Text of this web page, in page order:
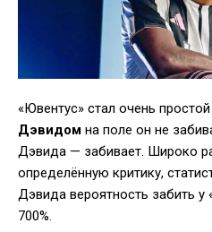
«Ювентус» стал очень
Дэвидом на поле он не
Дэвида — забивает. Широко
определённую критику,
Дэвида вероятность забить у
700%.